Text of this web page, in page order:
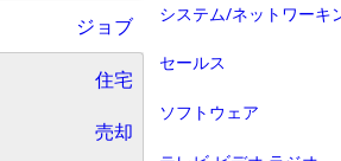
ジョブ
住宅
売却
システム/ネットワーキ
セールス
ソフトウェア